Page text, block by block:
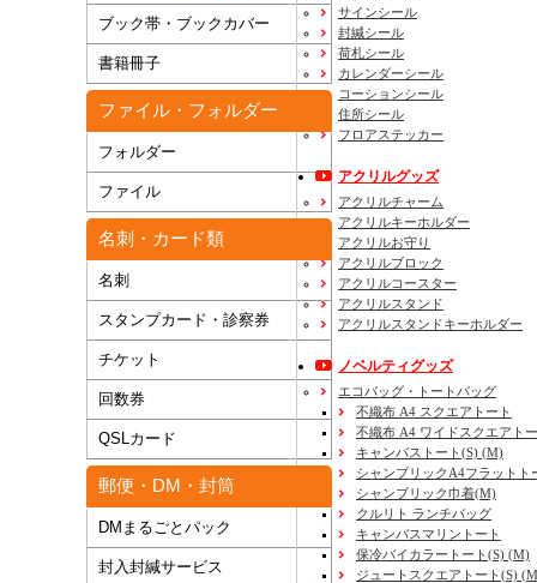
ブック帯・ブックカバー
書籍冊子
ファイル・フォルダー
フォルダー
ファイル
名刺・カード類
名刺
スタンプカード・診察券
チケット
回数券
QSLカード
郵便・DM・封筒
DMまるごとパック
封入封緘サービス
サインシール
封緘シール
荷札シール
カレンダーシール
コーションシール
住所シール
フロアステッカー
アクリルグッズ
アクリルチャーム
アクリルキーホルダー
アクリルお守り
アクリルブロック
アクリルコースター
アクリルスタンド
アクリルスタンドキーホルダー
ノベルティグッズ
エコバッグ・トートバッグ
不織布 A4 スクエアトート
不織布 A4 ワイドスクエアト
キャンバストート(S) (M)
シャンブリックA4フラットト
シャンブリック巾着(M)
クルリト ランチバッグ
キャンバスマリントート
保冷バイカラートート(S) (M)
ジュートスクエアトート(S)